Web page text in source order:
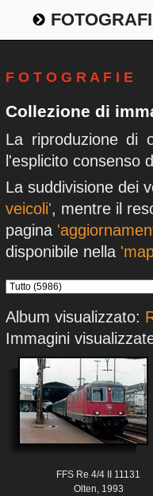
F O T O G R A F I E
Collezione di
La riproduzione di
l'esplicito consenso
La suddivisione dei
veicoli', mentre il
pagina
disponibile nella
Album visualizzato:
Immagini
FFS Re 4/4 II 11131
Olten, 1993